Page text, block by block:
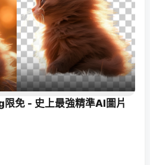
免 - 史上最強精準AI圖片